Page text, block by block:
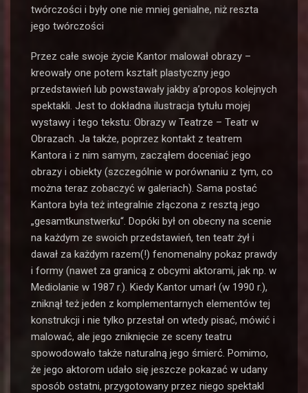
twórczości i były one nie mniej genialne, niż reszta
jego twórczości
Przez całe swoje życie Kantor malował obrazy –
kreowały one potem kształt plastyczny jego
przedstawień lub powstawały jakby a’propos kolejnych
spektakli. Jest to dokładna ilustracja tytułu mojej
wystawy i tego tekstu: Obrazy w Teatrze – Teatr w
Obrazach. Ja także, poprzez kontakt z teatrem
Kantora i z nim samym, zacząłem doceniać jego
obrazy i obiekty (szczególnie w porównaniu z tym, co
można teraz zobaczyć w galeriach). Sama postać
Kantora była też integralnie złączona z resztą jego
„gesamtkunstwerku“. Dopóki był on obecny na scenie
na każdym ze swoich przedstawień, ten teatr żył i
dawał za każdym razem(!) fenomenalny pokaz prawdy
i formy (nawet za granicą z obcymi aktorami, jak np. w
Mediolanie w 1987 r.). Kiedy Kantor umarł (w 1990 r.),
zniknął też jeden z komplementarnych elementów tej
konstrukcji i nie tylko przestał on wtedy pisać, mówić i
malować, ale jego zniknięcie ze sceny teatru
spowodowało także naturalną jego śmierć. Pomimo,
że jego aktorom udało się jeszcze pokazać w udany
sposób ostatni, przygotowany przez niego spektakl